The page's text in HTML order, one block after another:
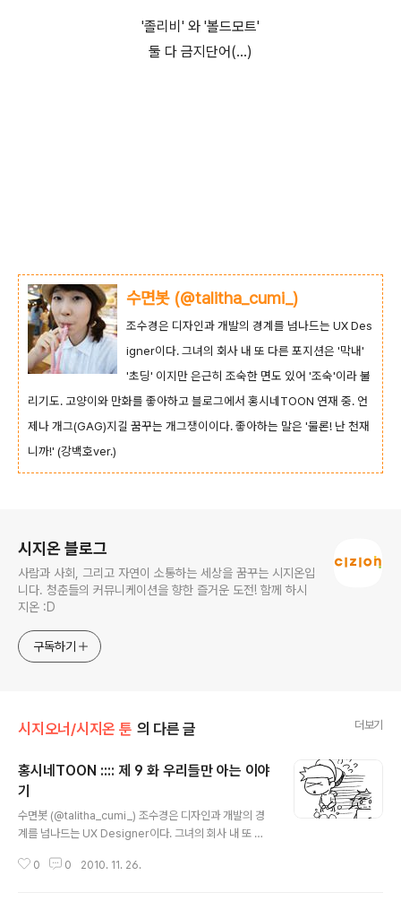
'졸리비' 와 '볼드모트'
둘 다 금지단어(...)
수면봇 (@talitha_cumi_)
조수경은 디자인과 개발의 경계를 넘나드는 UX Des
igner이다. 그녀의 회사 내 또 다른 포지션은 '막내'
'초딩' 이지만 은근히 조숙한 면도 있어 '조숙'이라 불
리기도. 고양이와 만화를 좋아하고 블로그에서 홍시네TOON 연재 중. 언
제나 개그(GAG)지길 꿈꾸는 개그쟁이이다. 좋아하는 말은 '물론! 난 천재
니까!' (강백호ver.)
시지온 블로그
사람과 사회, 그리고 자연이 소통하는 세상을 꿈꾸는 시지온입
니다. 청춘들의 커뮤니케이션을 향한 즐거운 도전! 함께 하시
지온 :D
구독하기
시지오너/시지온 툰 의 다른 글 더보기
홍시네TOON :::: 제 9 화 우리들만 아는 이야
기
수면봇 (@talitha_cumi_) 조수경은 디자인과 개발의 경
계를 넘나드는 UX Designer이다. 그녀의 회사 내 또 다
'조숙'이라 불리기도. 고양이와 만화를 좋아하고 블로그에
0 0 2010. 11. 26.